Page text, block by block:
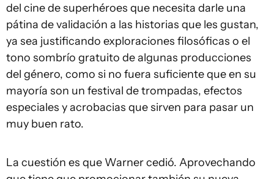
del cine de superhéroes que necesita darle una
pátina de validación a las historias que les gustan,
ya sea justificando exploraciones filosóficas o el
tono sombrío gratuito de algunas producciones
del género, como si no fuera suficiente que en su
mayoría son un festival de trompadas, efectos
especiales y acrobacias que sirven para pasar un
muy buen rato.
La cuestión es que Warner cedió. Aprovechando